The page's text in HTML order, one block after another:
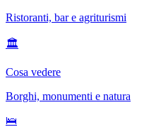
Ristoranti, bar e agriturismi
🏛
Cosa vedere
Borghi, monumenti e natura
🛌